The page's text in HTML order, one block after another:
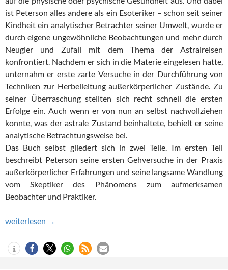
ist Peterson alles andere als ein Esoteriker – schon seit seiner
Kindheit ein analytischer Betrachter seiner Umwelt, wurde er
durch eigene ungewöhnliche Beobachtungen und mehr durch
Neugier und Zufall mit dem Thema der Astralreisen
konfrontiert. Nachdem er sich in die Materie eingelesen hatte,
unternahm er erste zarte Versuche in der Durchführung von
Techniken zur Herbeileitung außerkörperlicher Zustände. Zu
seiner Überraschung stellten sich recht schnell die ersten
Erfolge ein. Auch wenn er von nun an selbst nachvollziehen
konnte, was der astrale Zustand beinhaltete, behielt er seine
analytische Betrachtungsweise bei.
Das Buch selbst gliedert sich in zwei Teile. Im ersten Teil
beschreibt Peterson seine ersten Gehversuche in der Praxis
außerkörperlicher Erfahrungen und seine langsame Wandlung
vom Skeptiker des Phänomens zum aufmerksamen
Beobachter und Praktiker.
Robert Peterson: Praxis der außerkörperlichen Erfahrung
weiterlesen →